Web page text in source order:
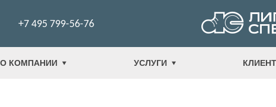
+7 495 799-56-76
О КОМПАНИИ УСЛУГИ